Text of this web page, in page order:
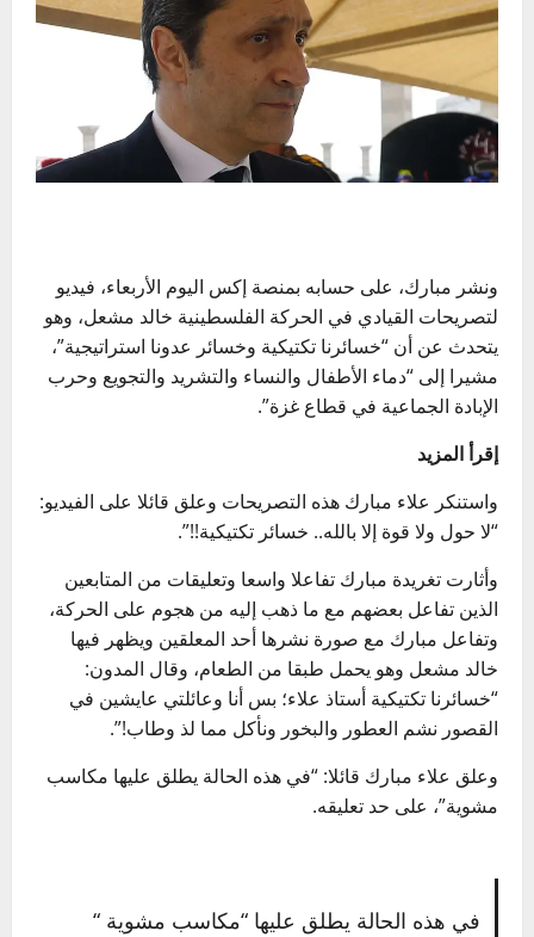
ونشر مبارك، على حسابه بمنصة إكس اليوم الأربعاء، فيديو
لتصريحات القيادي في الحركة الفلسطينية خالد مشعل، وهو
يتحدث عن أن “خسائرنا تكتيكية وخسائر عدونا استراتيجية”،
مشيرا إلى “دماء الأطفال والنساء والتشريد والتجويع وحرب
الإبادة الجماعية في قطاع غزة”.
إقرأ المزيد
واستنكر علاء مبارك هذه التصريحات وعلق قائلا على الفيديو:
“لا حول ولا قوة إلا بالله.. خسائر تكتيكية!!”.
وأثارت تغريدة مبارك تفاعلا واسعا وتعليقات من المتابعين
الذين تفاعل بعضهم مع ما ذهب إليه من هجوم على الحركة،
وتفاعل مبارك مع صورة نشرها أحد المعلقين ويظهر فيها
خالد مشعل وهو يحمل طبقا من الطعام، وقال المدون:
“خسائرنا تكتيكية أستاذ علاء؛ بس أنا وعائلتي عايشين في
القصور نشم العطور والبخور ونأكل مما لذ وطاب!”.
وعلق علاء مبارك قائلا: “في هذه الحالة يطلق عليها مكاسب
مشوية”، على حد تعليقه.
في هذه الحالة يطلق عليها “مكاسب مشوية “